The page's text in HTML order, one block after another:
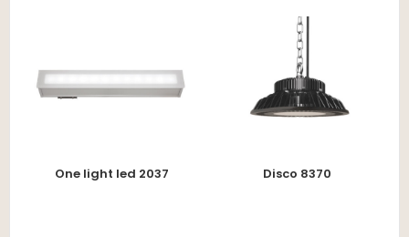
One light led 2037 Disco 8370